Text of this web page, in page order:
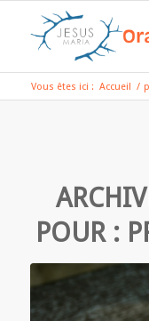
Vous êtes ici : Accueil /
POUR :